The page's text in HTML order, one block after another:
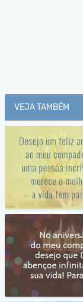
VEJA TAMBÉM